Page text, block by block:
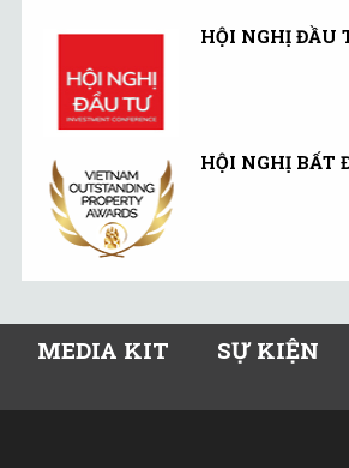
HỘI NGHỊ ĐẦU
HỘI NGHỊ BẤT
MEDIA KIT SỰ KIỆN